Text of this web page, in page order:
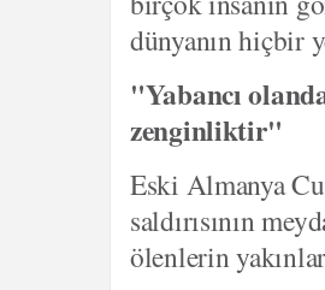
dünyanın hiçbir
"Yabancı
zenginliktir"
Eski Almanya
saldırısının
ölenlerin